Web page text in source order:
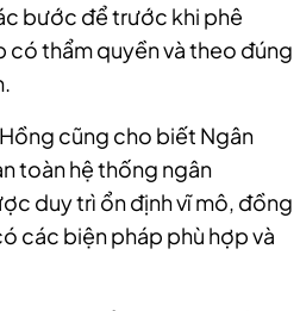
bước để trước khi phê
thẩm quyền và theo đúng
cũng cho biết Ngân
toàn hệ thống ngân
duy trì ổn định vĩ mô, đồng
các biện pháp phù hợp và